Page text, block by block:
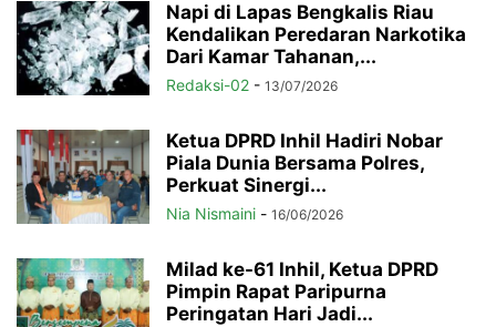
Napi di Lapas Bengkalis Riau
Kendalikan Peredaran Narkotika
Dari Kamar Tahanan,...
Redaksi-02 - 13/07/2026
Ketua DPRD Inhil Hadiri Nobar
Piala Dunia Bersama Polres,
Perkuat Sinergi...
Nia Nismaini - 16/06/2026
Milad ke-61 Inhil, Ketua DPRD
Pimpin Rapat Paripurna
Peringatan Hari Jadi...